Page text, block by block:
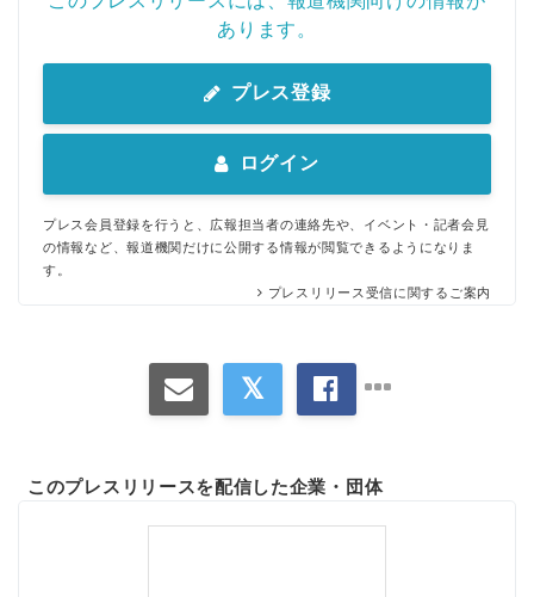
あります。
プレス登録
ログイン
プレス会員登録を行うと、広報担当者の連絡先や、イベント・記者会見
の情報など、報道機関だけに公開する情報が閲覧できるようになりま
す。
プレスリリース受信に関するご案内
このプレスリリースを配信した企業・団体